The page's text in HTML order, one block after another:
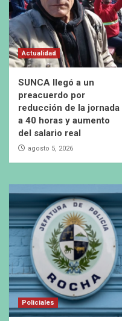
Actualidad
SUNCA llegó a un
preacuerdo por
reducción de la jornada
a 40 horas y aumento
del salario real
agosto 5, 2026
Policiales